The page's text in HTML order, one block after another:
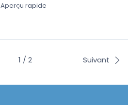
Aperçu rapide
1 / 2 Suivant